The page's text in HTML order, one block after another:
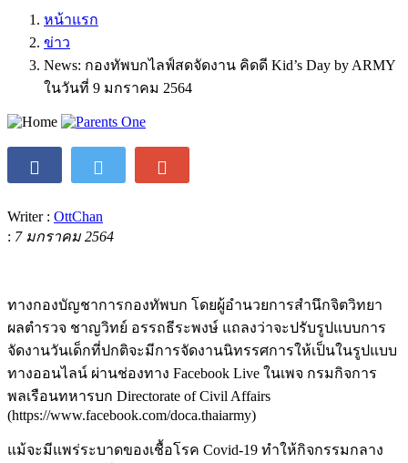
หน้าแรก
ข่าว
News: กองทัพบกไลฟ์สดจัดงาน คิดดี Kid’s Day by ARMY
ในวันที่ 9 มกราคม 2564
Writer : OttChan
: 7 มกราคม 2564
ทางกองบัญชาการกองทัพบก โดยผู้อำนวยการสำนึกจิตวิทยา
ผลตำรวจ ชาญวิทย์ อรรถธีระพงษ์ แถลงว่าจะปรับรูปแบบการ
จัดงานวันเด็กที่ปกติจะมีการจัดงานนิทรรศการให้เป็นในรูปแบบ
ทางออนไลน์ ผ่านช่องทาง Facebook Live ในเพจ กรมกิจการ
พลเรือนทหารบก Directorate of Civil Affairs
(https://www.facebook.com/doca.thaiarmy)
แม้จะมีแพร่ระบาดของเชื้อโรค Covid-19 ทำให้กิจกรรมกลาง